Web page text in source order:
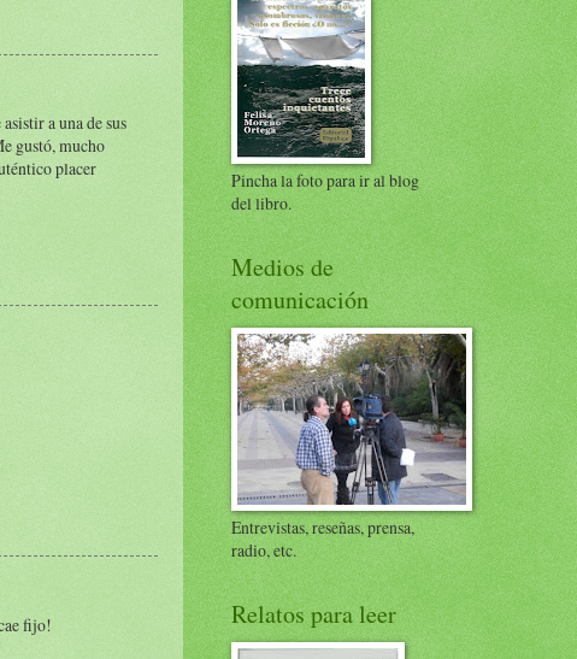
a una de sus
gustó, mucho
placer
fijo!
Pincha la foto para ir al blog
del libro.
Medios de
comunicación
Entrevistas, reseñas, prensa,
radio, etc.
Relatos para leer